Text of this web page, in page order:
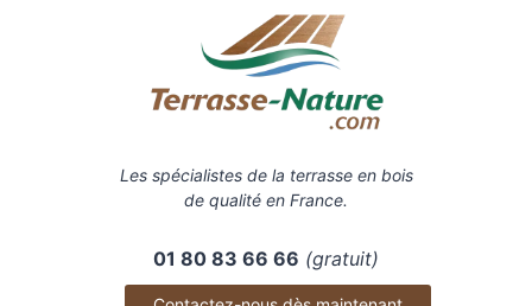
Les spécialistes de la terrasse en bois
de qualité en France.
01 80 83 66 66 (gratuit)